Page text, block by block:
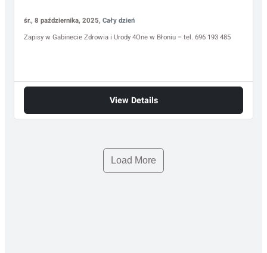
śr., 8 października, 2025, Cały dzień
Zapisy w Gabinecie Zdrowia i Urody 4One w Błoniu – tel. 696 193 485
View Details
Load More